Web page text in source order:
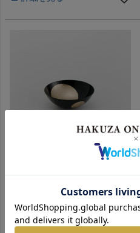
ドット ラウンドボウル墨S-
11,000税込
詳細を見る